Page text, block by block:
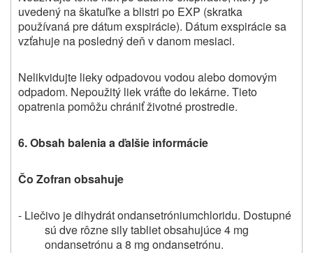
uvedený na škatuľke a blistri po EXP (skratka
používaná pre dátum exspirácie). Dátum exspirácie sa
vzťahuje na posledný deň v danom mesiaci.
Nelikvidujte lieky odpadovou vodou alebo domovým
odpadom. Nepoužitý liek vráťte do lekárne. Tieto
opatrenia pomôžu chrániť životné prostredie.
6. Obsah balenia a ďalšie informácie
Čo Zofran obsahuje
- Liečivo jedihydrát ondansetróniumchloridu. Dostupné
sú dve rôzne sily tabliet obsahujúce 4 mg
ondansetrónu a 8 mg ondansetrónu.